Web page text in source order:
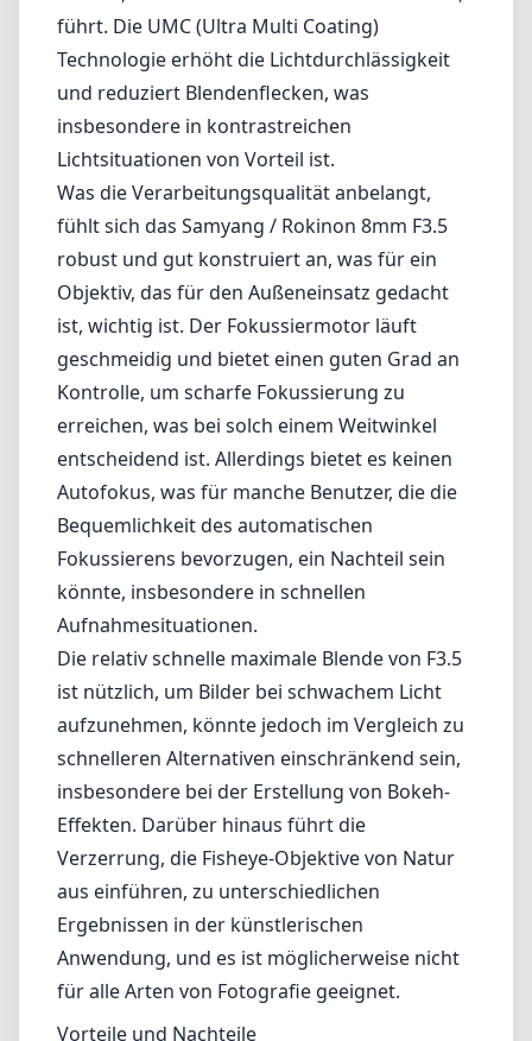
ist, wichtig ist. Der Fokussiermotor läuft
geschmeidig und bietet einen guten Grad an
Kontrolle, um scharfe Fokussierung zu
erreichen, was bei solch einem Weitwinkel
entscheidend ist. Allerdings bietet es keinen
Autofokus, was für manche Benutzer, die die
Bequemlichkeit des automatischen
Fokussierens bevorzugen, ein Nachteil sein
könnte, insbesondere in schnellen
Aufnahmesituationen.
Die relativ schnelle maximale Blende von F3.5
ist nützlich, um Bilder bei schwachem Licht
aufzunehmen, könnte jedoch im Vergleich zu
schnelleren Alternativen einschränkend sein,
insbesondere bei der Erstellung von Bokeh-
Effekten. Darüber hinaus führt die
Verzerrung, die Fisheye-Objektive von Natur
aus einführen, zu unterschiedlichen
Ergebnissen in der künstlerischen
Anwendung, und es ist möglicherweise nicht
für alle Arten von Fotografie geeignet.
Vorteile und Nachteile
Vorteile
Extrem weites Sichtfeld (180 Grad auf APS-C).
Gute Schärfe und Klarheit im gesamten Bild
mit minimierter Verzerrung dank
asphärischer Elemente.
Solide Verarbeitungsqualität und
reibungsloser Fokussierungsmechanismus.
Preisgünstiger Einstieg in die Fisheye-